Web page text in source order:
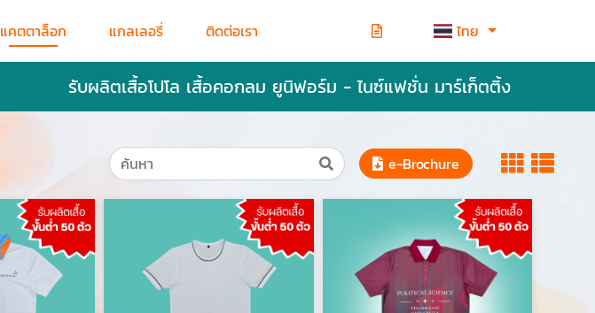
แคตตาล็อก แกลเลอรี่ ติดต่อเรา ไทย
รับผลิตเสื้อโปโล เสื้อคอกลม ยูนิฟอร์ม - ไนซ์แฟชั่น มาร์เก็ตติ้ง
e-Brochure